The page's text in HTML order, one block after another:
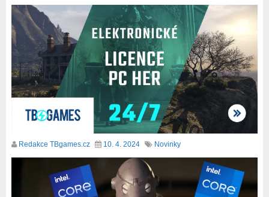
Redakce TBgames.cz 10. 4. 2024 Novinky